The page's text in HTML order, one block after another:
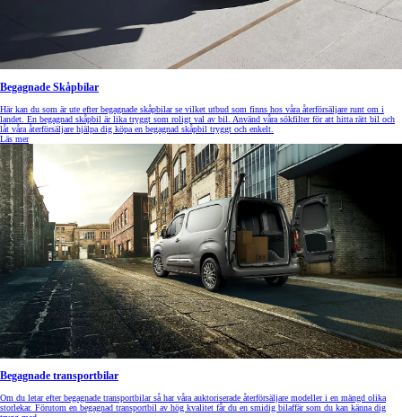
Begagnade Skåpbilar
Här kan du som är ute efter begagnade skåpbilar se vilket utbud som finns hos våra återförsäljare runt om i
landet. En begagnad skåpbil är lika tryggt som roligt val av bil. Använd våra sökfilter för att hitta rätt bil och
låt våra återförsäljare hjälpa dig köpa en begagnad skåpbil tryggt och enkelt.
Läs mer
Begagnade transportbilar
Om du letar efter begagnade transportbilar så har våra auktoriserade återförsäljare modeller i en mängd olika
storlekar. Förutom en begagnad transportbil av hög kvalitet får du en smidig bilaffär som du kan känna dig